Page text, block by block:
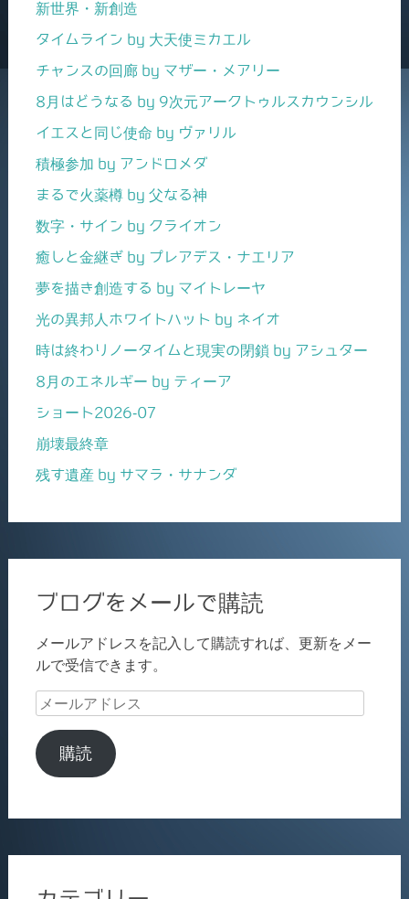
新世界・新創造
タイムライン by 大天使ミカエル
チャンスの回廊 by マザー・メアリー
8月はどうなる by 9次元アークトゥルスカウンシル
イエスと同じ使命 by ヴァリル
積極参加 by アンドロメダ
まるで火薬樽 by 父なる神
数字・サイン by クライオン
癒しと金継ぎ by プレアデス・ナエリア
夢を描き創造する by マイトレーヤ
光の異邦人ホワイトハット by ネイオ
時は終わりノータイムと現実の閉鎖 by アシュター
8月のエネルギー by ティーア
ショート2026-07
崩壊最終章
残す遺産 by サマラ・サナンダ
ブログをメールで購読
メールアドレスを記入して購読すれば、更新をメー
ルで受信できます。
メ
ル
ア
購読